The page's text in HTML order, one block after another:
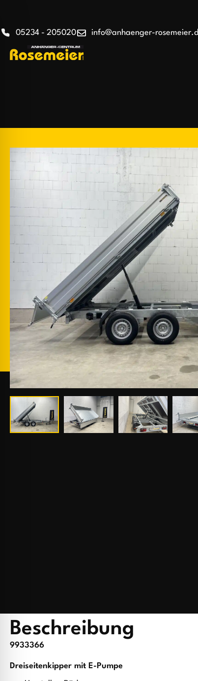
05234 - 205020 info@anhaenger-
Beschreibung
9933366
Dreiseitenkipper mit E-Pumpe